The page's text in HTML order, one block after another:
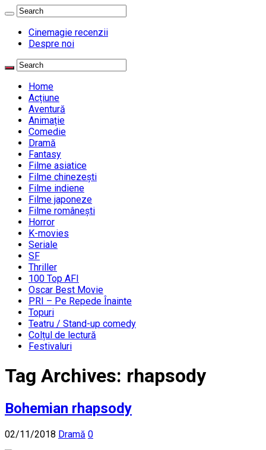
Cinemagie recenzii
Despre noi
Home
Acțiune
Aventură
Animație
Comedie
Dramă
Fantasy
Filme asiatice
Filme chinezești
Filme indiene
Filme japoneze
Filme românești
Horror
K-movies
Seriale
SF
Thriller
100 Top AFI
Oscar Best Movie
PRI – Pe Repede Înainte
Topuri
Teatru / Stand-up comedy
Colțul de lectură
Festivaluri
Tag Archives: rhapsody
Bohemian rhapsody
02/11/2018 Dramă 0